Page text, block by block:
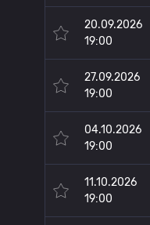
20.09.2026
19:00
27.09.2026
19:00
04.10.2026
19:00
11.10.2026
19:00